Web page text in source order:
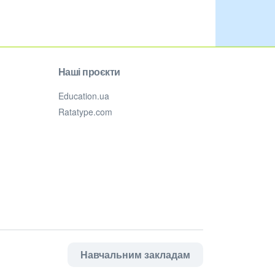
Наші проєкти
Education.ua
Ratatype.com
Навчальним закладам